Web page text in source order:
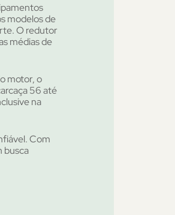
modelos de
O redutor
médias de
motor, o
56 até
na
Com
busca